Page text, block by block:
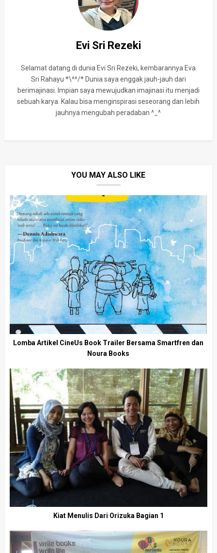
Evi Sri Rezeki
Selamat datang di dunia Evi Sri Rezeki, kembarannya Eva
Sri Rahayu *\^^/* Dunia saya enggak jauh-jauh dari
berimajinasi. Impian saya mewujudkan imajinasi itu menjadi
sebuah karya. Kalau bisa menginspirasi seseorang dan lebih
jauhnya mengubah peradaban ^_^
YOU MAY ALSO LIKE
Lomba Artikel CineUs Book Trailer Bersama Smartfren dan
Noura Books
Kiat Menulis Dari Orizuka Bagian 1